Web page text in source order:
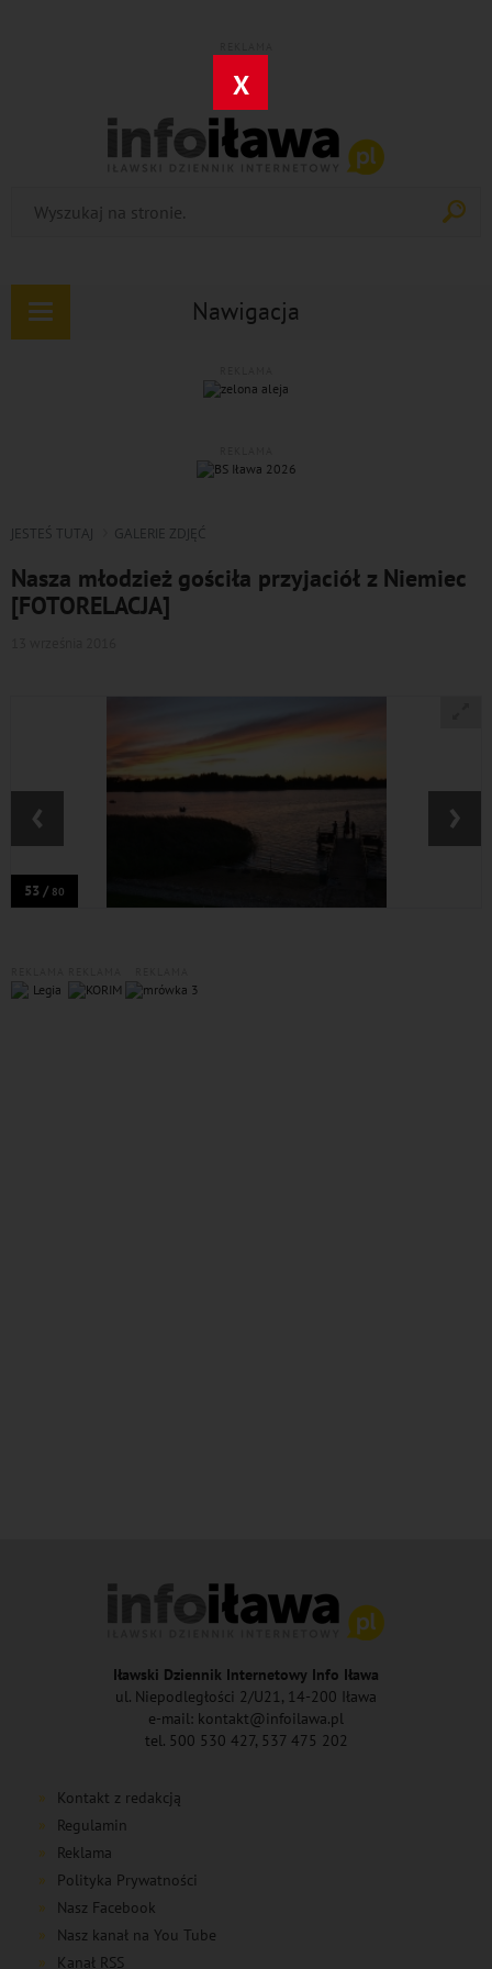
X
Nawigacja
Rozwiń
JESTEŚ TUTAJ GALERIE ZDJĘĆ
Nasza młodzież gościła przyjaciół z Niemiec
[FOTORELACJA]
53 / 80
‹ ›
Iławski Dziennik Internetowy Info Iława
ul. Niepodległości 2/U21, 14-200 Iława
e-mail: kontakt@infoilawa.pl
tel. 500 530 427, 537 475 202
Kontakt z redakcją
Regulamin
Reklama
Polityka Prywatności
Nasz Facebook
Nasz kanał na You Tube
Kanał RSS